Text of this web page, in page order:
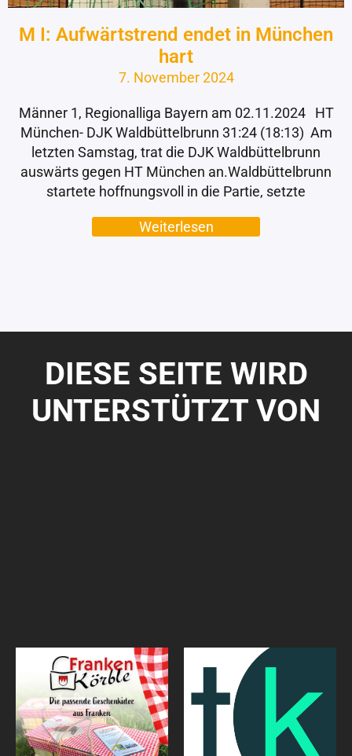
M I: Aufwärtstrend endet in München
hart
7. November 2024
Männer 1, Regionalliga Bayern am 02.11.2024 HT
München- DJK Waldbüttelbrunn 31:24 (18:13) Am
letzten Samstag, trat die DJK Waldbüttelbrunn
auswärts gegen HT München an.Waldbüttelbrunn
startete hoffnungsvoll in die Partie, setzte
Weiterlesen
DIESE SEITE WIRD
UNTERSTÜTZT VON